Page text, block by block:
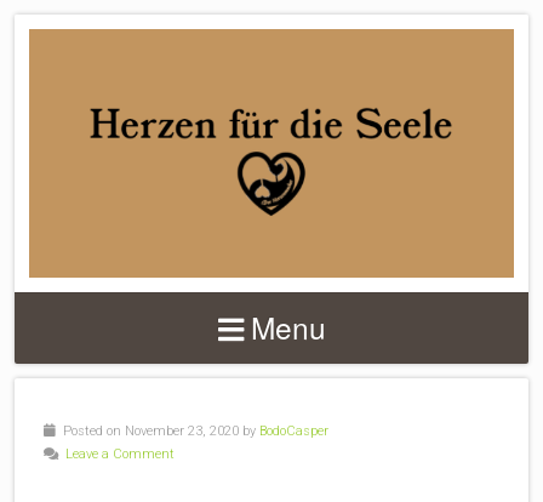
HERZENMACHER
Menu
Posted on November 23, 2020 by BodoCasper
Leave a Comment